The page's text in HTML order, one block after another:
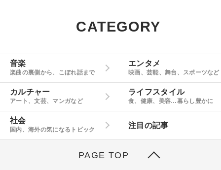
CATEGORY
音楽
楽曲の裏側から、こぼれ話まで
エンタメ
映画、芸能、舞台、スポーツなど
カルチャー
アート、文芸、マンガなど
ライフスタイル
食、健康、美容…暮らし豊かに
社会
国内、海外の気になるトピック
注目の記事
PAGE TOP